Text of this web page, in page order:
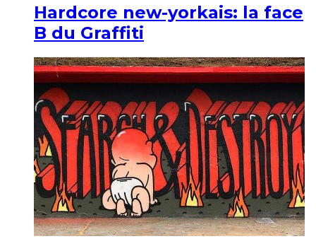
Hardcore new-yorkais: la face
B du Graffiti